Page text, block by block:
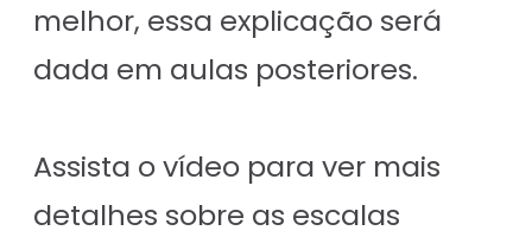
melhor, essa explicação será
dada em aulas posteriores.
Assista o vídeo para ver mais
detalhes sobre as escalas